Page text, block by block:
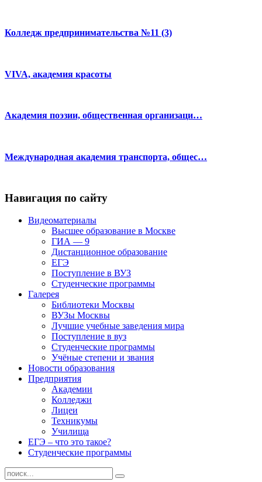
Колледж предпринимательства №11 (3)
VIVA, академия красоты
Академия поэзии, общественная организаци…
Международная академия транспорта, общес…
Навигация по сайту
Видеоматериалы
Высшее образование в Москве
ГИА — 9
Дистанционное образование
ЕГЭ
Поступление в ВУЗ
Студенческие программы
Галерея
Библиотеки Москвы
ВУЗы Москвы
Лучшие учебные заведения мира
Поступление в вуз
Студенческие программы
Учёные степени и звания
Новости образования
Предприятия
Академии
Колледжи
Лицеи
Техникумы
Училища
ЕГЭ – что это такое?
Студенческие программы